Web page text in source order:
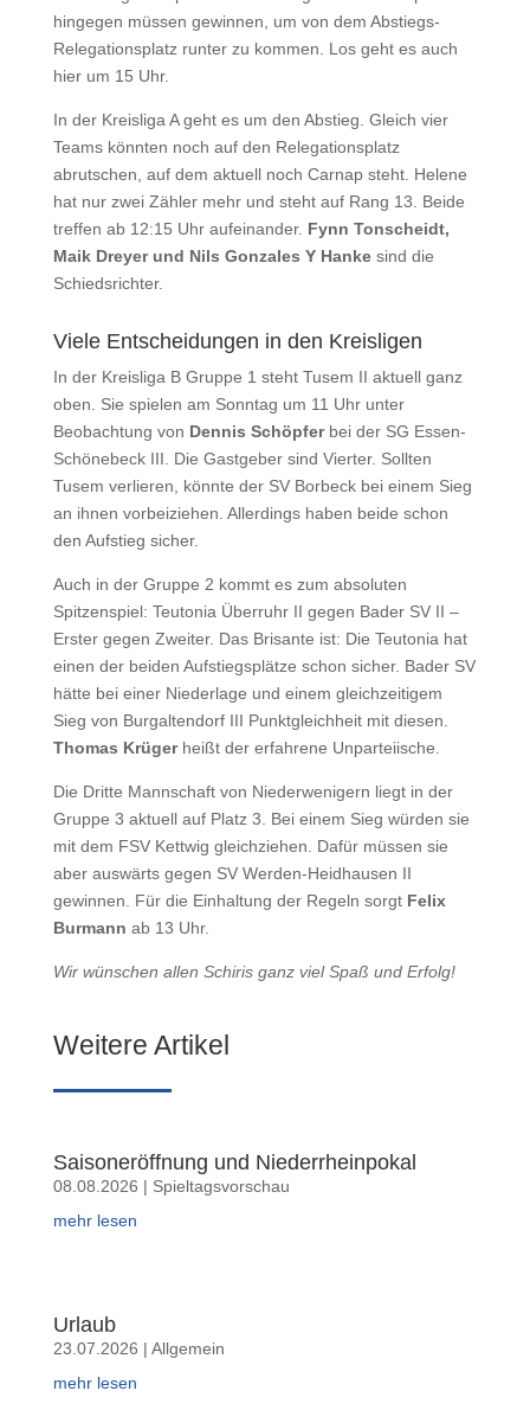
hingegen müssen gewinnen, um von dem Abstiegs-
Relegationsplatz runter zu kommen. Los geht es auch
hier um 15 Uhr.
In der Kreisliga A geht es um den Abstieg. Gleich vier
Teams könnten noch auf den Relegationsplatz
abrutschen, auf dem aktuell noch Carnap steht. Helene
hat nur zwei Zähler mehr und steht auf Rang 13. Beide
treffen ab 12:15 Uhr aufeinander. Fynn Tonscheidt,
Maik Dreyer und Nils Gonzales Y Hanke sind die
Schiedsrichter.
Viele Entscheidungen in den Kreisligen
In der Kreisliga B Gruppe 1 steht Tusem II aktuell ganz
oben. Sie spielen am Sonntag um 11 Uhr unter
Beobachtung von Dennis Schöpferbei der SG Essen-
Schönebeck III. Die Gastgeber sind Vierter. Sollten
Tusem verlieren, könnte der SV Borbeck bei einem Sieg
an ihnen vorbeiziehen. Allerdings haben beide schon
den Aufstieg sicher.
Auch in der Gruppe 2 kommt es zum absoluten
Spitzenspiel: Teutonia Überruhr II gegen Bader SV II –
Erster gegen Zweiter. Das Brisante ist: Die Teutonia hat
einen der beiden Aufstiegsplätze schon sicher. Bader SV
hätte bei einer Niederlage und einem gleichzeitigem
Sieg von Burgaltendorf III Punktgleichheit mit diesen.
Thomas Krügerheißt der erfahrene Unparteiische.
Die Dritte Mannschaft von Niederwenigern liegt in der
Gruppe 3 aktuell auf Platz 3. Bei einem Sieg würden sie
mit dem FSV Kettwig gleichziehen. Dafür müssen sie
aber auswärts gegen SV Werden-Heidhausen II
gewinnen. Für die Einhaltung der Regeln sorgt Felix
Burmann ab 13 Uhr.
Wir wünschen allen Schiris ganz viel Spaß und Erfolg!
Weitere Artikel
Saisoneröffnung und Niederrheinpokal
08.08.2026 | Spieltagsvorschau
mehr lesen
Urlaub
23.07.2026 | Allgemein
mehr lesen